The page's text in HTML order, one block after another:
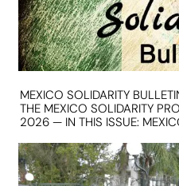
MEXICO SOLIDARITY
THE MEXICO SOLIDARITY
2026 — IN THIS ISSUE: